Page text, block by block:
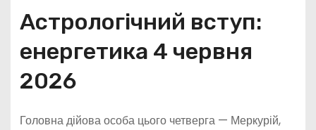
Астрологічний вступ:
енергетика 4 червня
2026
Головна дійова особа цього четверга — Меркурій,